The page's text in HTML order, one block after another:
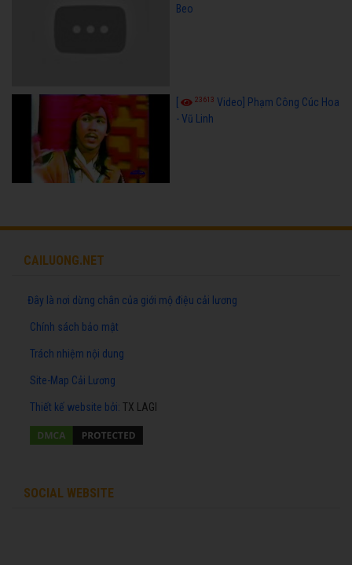
Beo
23613 Video] Phạm Công Cúc Hoa
- Vũ Linh
CAILUONG.NET
Đây là nơi dừng chân của giới mộ điệu cải lương
Chính sách bảo mật
Trách nhiệm nội dung
Site-Map Cải Lương
Thiết kế website bởi: TX LAGI
SOCIAL WEBSITE